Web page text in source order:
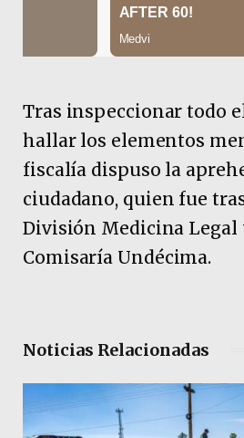
Tras inspeccionar todo
hallar los elementos
fiscalía dispuso la
ciudadano, quien fue
División Medicina Legal
Comisaría Undécima.
Noticias Relacionadas